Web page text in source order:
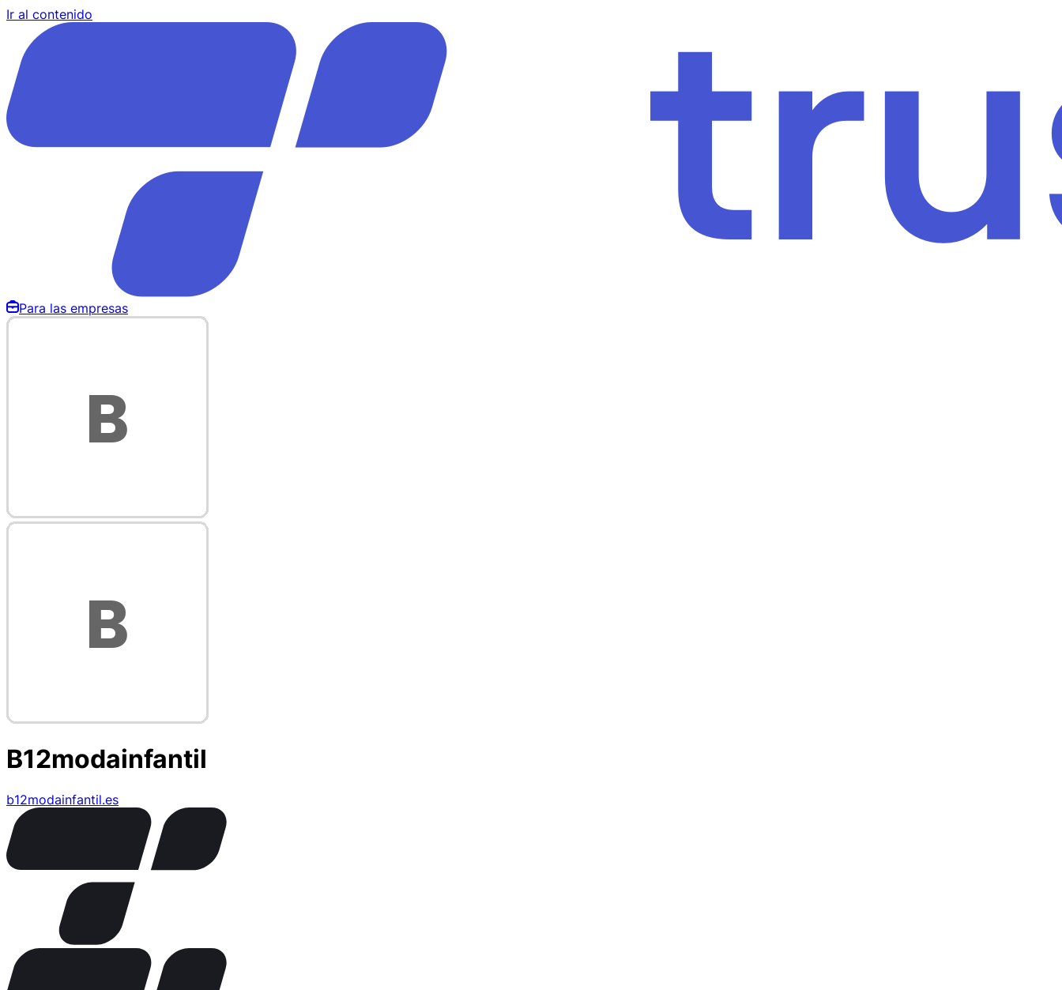
Ir al contenido
Para las empresas
B12modainfantil
b12modainfantil.es